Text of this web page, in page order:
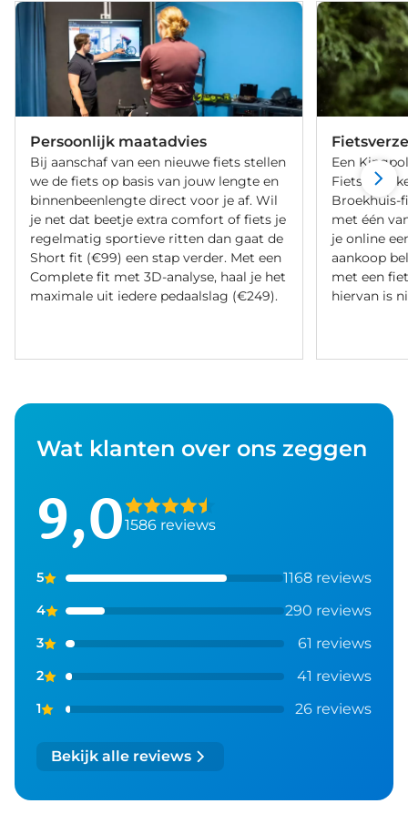
Persoonlijk maatadvies
Bij aanschaf van een nieuwe fiets stellen
we de fiets op basis van jouw lengte en
binnenbeenlengte direct voor je af. Wil
je net dat beetje extra comfort of fiets je
regelmatig sportieve ritten dan gaat de
Short fit (€99) een stap verder. Met een
Complete fit met 3D-analyse, haal je het
maximale uit iedere pedaalslag (€249).
Een
Broekhuis-
met één
je online
aankoop
met een
hiervan is
Wat klanten over ons zeggen
9,01586 reviews
5 1168 reviews
4 290 reviews
3 61 reviews
2 41 reviews
1 26 reviews
Bekijk alle reviews